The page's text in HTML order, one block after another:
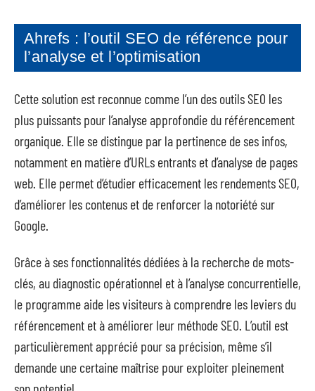
Ahrefs : l’outil SEO de référence pour
l’analyse et l’optimisation
Cette solution est reconnue comme l’un des outils SEO les
plus puissants pour l’analyse approfondie du référencement
organique. Elle se distingue par la pertinence de ses infos,
notamment en matière d’URLs entrants et d’analyse de pages
web. Elle permet d’étudier efficacement les rendements SEO,
d’améliorer les contenus et de renforcer la notoriété sur
Google.
Grâce à ses fonctionnalités dédiées à la recherche de mots-
clés, au diagnostic opérationnel et à l’analyse concurrentielle,
le programme aide les visiteurs à comprendre les leviers du
référencement et à améliorer leur méthode SEO. L’outil est
particulièrement apprécié pour sa précision, même s’il
demande une certaine maîtrise pour exploiter pleinement